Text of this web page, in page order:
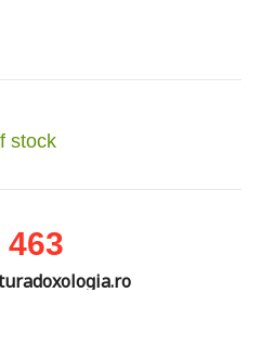
stock
463